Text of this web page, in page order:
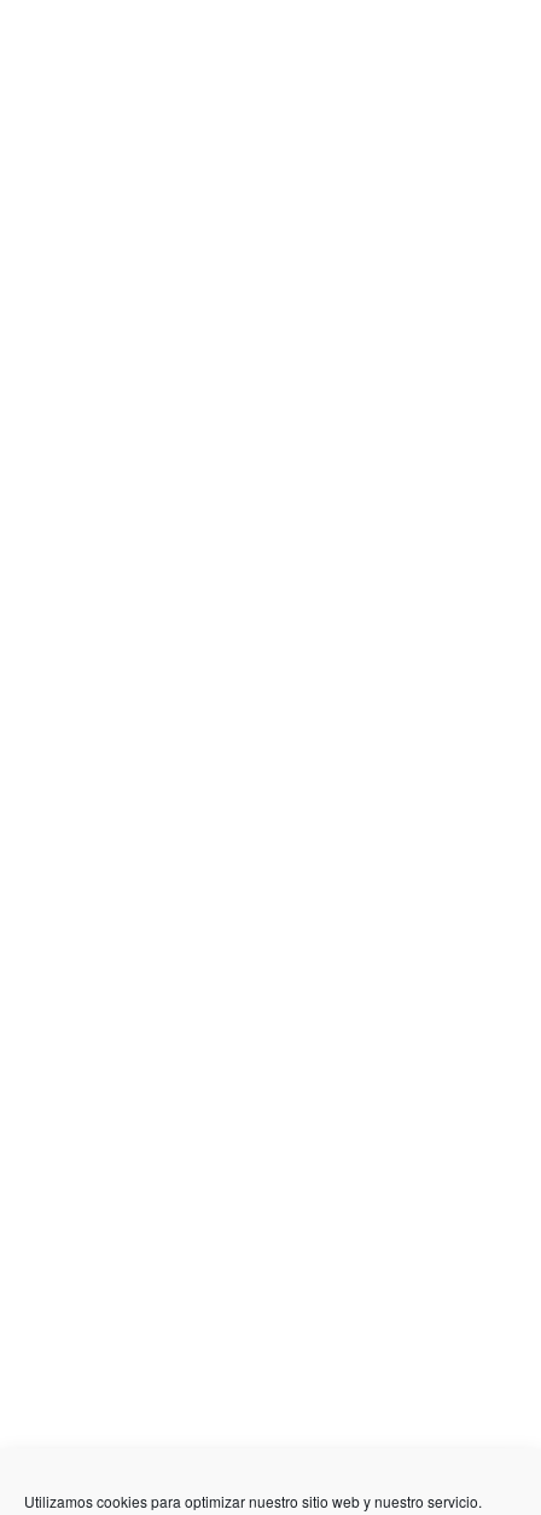
Utilizamos cookies para optimizar nuestro sitio web y nuestro servicio.